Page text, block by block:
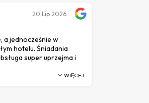
a jednocześnie w
hotelu. Śniadania
super uprzejma i
20 Lip 2026
WIĘCEJ